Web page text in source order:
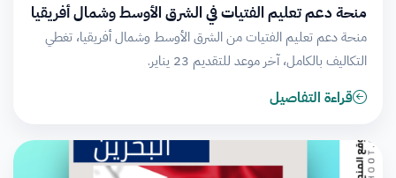
منحة دعم تعليم الفتيات في الشرق الأوسط وشمال أفريقيا
منحة دعم تعليم الفتيات من الشرق الأوسط وشمال أفريقيا، تغطي
التكاليف بالكامل، آخر موعد للتقديم 23 يناير.
قراءة التفاصيل